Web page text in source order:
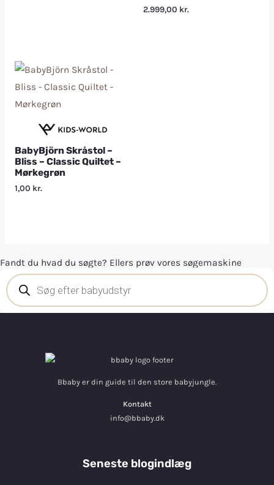
2.999,00 kr.
BabyBjörn Skråstol –
Bliss – Classic Quiltet –
Mørkegrøn
1,00 kr.
Fandt du hvad du søgte? Ellers prøv vores søgemaskine
Bbaby er din guide til den store babyjungle.
Kontakt
info@bbaby.dk
Seneste blogindlæg